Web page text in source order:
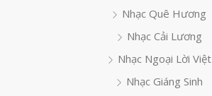
Nhạc Quê Hương
Nhạc Cải Lương
Nhạc Ngoại Lời Việt
Nhạc Giáng Sinh